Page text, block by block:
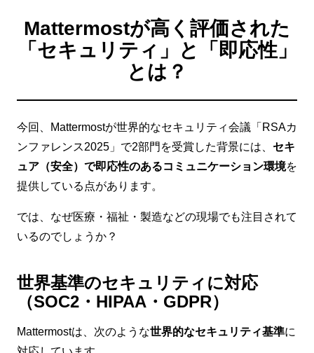
Mattermostが高く評価された
「セキュリティ」と「即応性」
とは？
今回、Mattermostが世界的なセキュリティ会議「RSAカ
ンファレンス2025」で2部門を受賞した背景には、 セキ
ュア（安全）で即応性のあるコミュニケーション環境を
提供している点があります。
では、なぜ医療・福祉・製造などの現場でも注目されて
いるのでしょうか？
世界基準のセキュリティに対応
（SOC2・HIPAA・GDPR）
Mattermostは、次のような世界的なセキュリティ基準に